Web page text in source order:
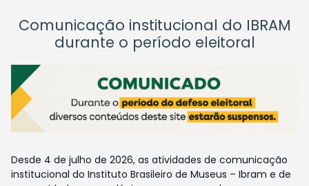
Comunicação institucional do IBRAM
durante o período eleitoral
Desde 4 de julho de 2026, as atividades de comunicação
institucional do Instituto Brasileiro de Museus – Ibram e de